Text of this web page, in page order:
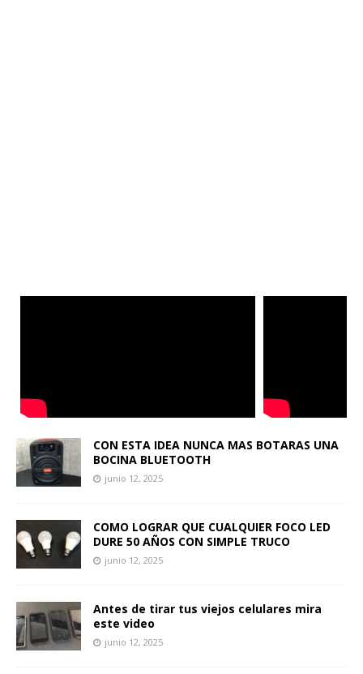
CON ESTA IDEA NUNCA MAS BOTARAS UNA
BOCINA BLUETOOTH
junio 12, 2025
COMO LOGRAR QUE CUALQUIER FOCO LED
DURE 50 AÑOS CON SIMPLE TRUCO
junio 12, 2025
Antes de tirar tus viejos celulares mira
este video
junio 12, 2025